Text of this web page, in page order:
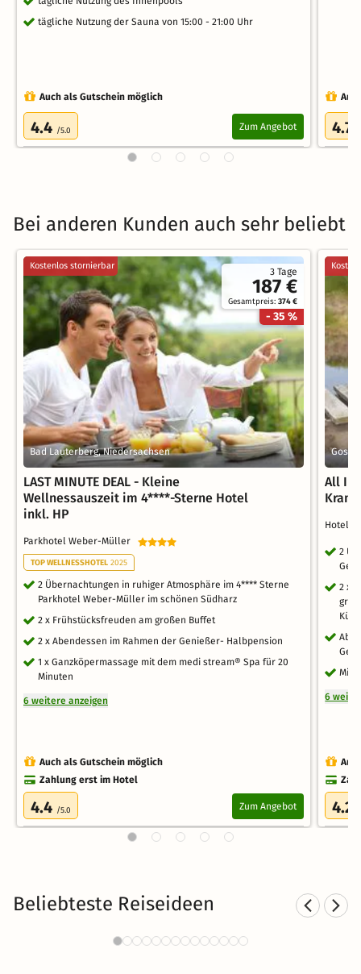
tägliche Nutzung der Sauna von 15:00 - 21:00 Uhr
Auch als Gutschein möglich
4.4 /5.0 Zum Angebot 4.7
Bei anderen Kunden auch sehr beliebt
3 Tage
187 €
Gesamtpreis:374 €
- 35 %
Kostenlos stornierbar
Bad Lauterberg, Niedersachsen
LAST MINUTE DEAL - Kleine
Wellnessauszeit im 4****-Sterne Hotel
inkl. HP
Parkhotel Weber-Müller
TOP WELLNESSHOTEL 2025
2 Übernachtungen in ruhiger Atmosphäre im 4**** Sterne
Parkhotel Weber-Müller im schönen Südharz
2 x Frühstücksfreuden am großen Buffet
2 x Abendessen im Rahmen der Genießer- Halbpension
1 x Ganzköpermassage mit dem medi stream® Spa für 20
Minuten
6 weitere anzeigen
Auch als Gutschein möglich
Zahlung erst im Hotel
4.4 /5.0 Zum Angebot
All
Hotels
2
2 x
6
4.2
Beliebteste Reiseideen
Wellnesshotels an der Nordsee
454 Angebote